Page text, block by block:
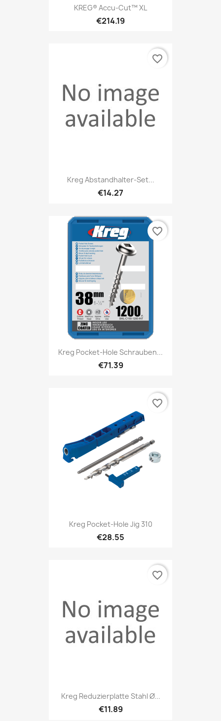
KREG® Accu-Cut™ XL
€214.19
Kreg Abstandhalter-Set...
€14.27
favorite_border
Kreg Pocket-Hole Schrauben...
€71.39
favorite_border
Kreg Pocket-Hole Jig 310
€28.55
favorite_border
Kreg Reduzierplatte Stahl Ø...
€11.89
favorite_border